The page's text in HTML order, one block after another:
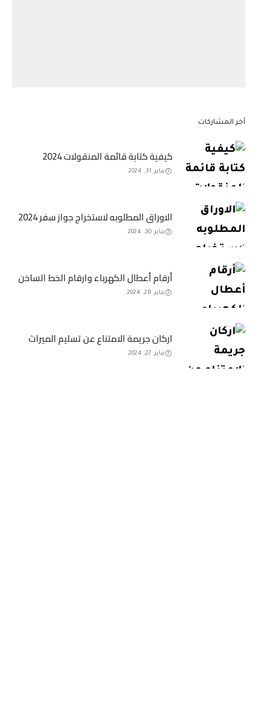
آخر المشاركات
كيفية كتابة قائمة المنقولات 2024
يناير 31, 2024
الاوراق المطلوبه لاستخراج جواز سفر 2024
يناير 30, 2024
أرقام أعطال الكهرباء وارقام الخط الساخن
يناير 28, 2024
اركان جريمة الامتناع عن تسليم الميراث
يناير 27, 2024